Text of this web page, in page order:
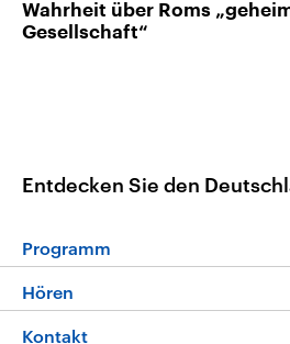
Wahrheit über Roms
Gesellschaft“
Entdecken Sie den
Programm
Programm
Hören
Livestream
Kontakt